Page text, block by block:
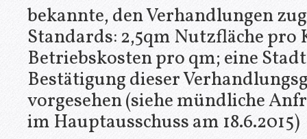
bekannte, den Verhandlungen
Standards: 2,5qm Nutzfläche
Betriebskosten pro qm; eine
Bestätigung dieser
vorgesehen (siehe mündliche
im Hauptausschuss am 18.6.2015)